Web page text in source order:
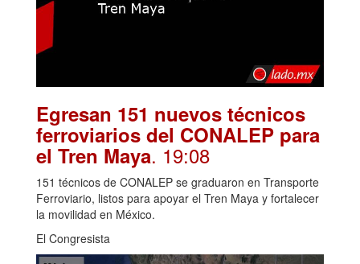
Egresan 151 nuevos técnicos
ferroviarios del CONALEP para
el Tren Maya. 19:08
151 técnicos de CONALEP se graduaron en Transporte
Ferroviario, listos para apoyar el Tren Maya y fortalecer
la movilidad en México.
El Congresista